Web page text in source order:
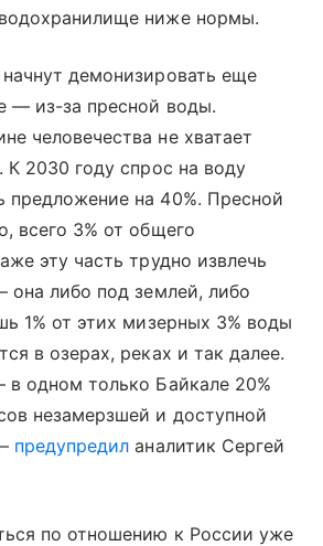
ниже нормы.
демонизировать еще
— из-за пресной воды.
человечества не хватает
2030 году спрос на воду
предложение на 40%. Пресной
всего 3% от общего
эту часть трудно извлечь
она либо под землей, либо
1% от этих мизерных 3% воды
в озерах, реках и так далее.
одном только Байкале 20%
незамерзшей и доступной
предупредил аналитик Сергей
по отношению к России уже